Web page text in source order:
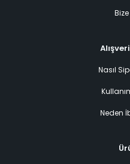
Bize
Nasıl
Neden